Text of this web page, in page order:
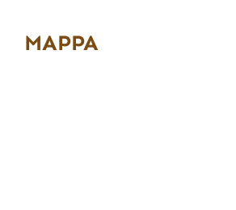
MAPPA